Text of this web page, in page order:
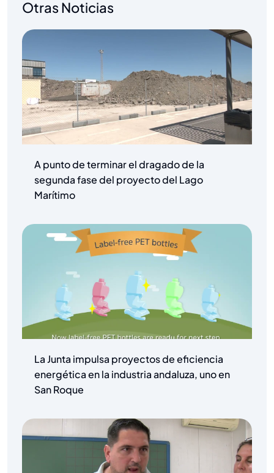
Otras Noticias
A punto de terminar el dragado de la
segunda fase del proyecto del Lago
Marítimo
La Junta impulsa proyectos de eficiencia
energética en la industria andaluza, uno en
San Roque